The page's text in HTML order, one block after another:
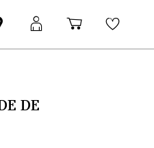
Iniciar
sessão
Carrinho
de
DE